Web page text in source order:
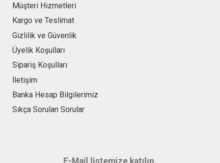
Müşteri Hizmetleri
Kargo ve Teslimat
Gizlilik ve Güvenlik
Üyelik Koşulları
Sipariş Koşulları
İletişim
Banka Hesap Bilgilerimiz
Sıkça Sorulan Sorular
E-Mail listemize katılın.